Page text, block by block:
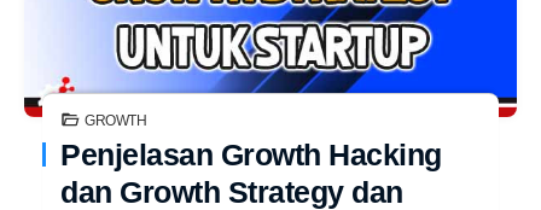
Penjelasan Growth Hacking
dan Growth Strategy dan
GROWTH